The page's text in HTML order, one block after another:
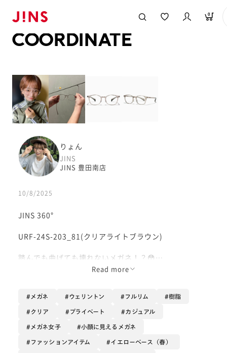
0
COORDINATE
りょん
JINS
JINS 豊田南店
10/8/2025
JINS 360°
URF-24S-203_81(クリアライトブラウン)
踏んでも曲げても壊れないメガネ！？😳
耐久性に優れた一本です❕
クリアブラウンのカラーなのでお顔に馴染みやすく、
メガネをかけたら浮いて見えてしまうという方にとても
オススメのフレームです🥹✨
Read more
メガネ ウェリントン フルリム 樹脂
クリア プライベート カジュアル
メガネ女子 小顔に見えるメガネ
ファッションアイテム イエローベース（春）